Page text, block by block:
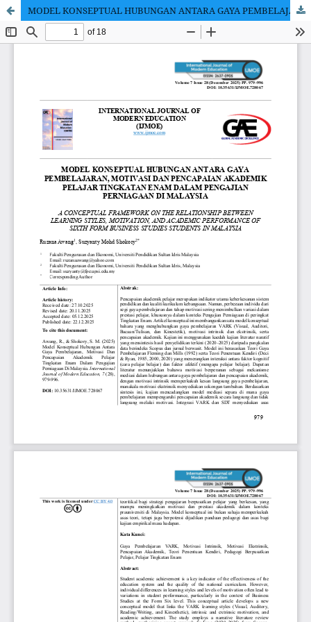
MODEL KONSEPTUAL HUBUNGAN ANTARA GAYA PEMBELAJARAN, MOTIVASI DAN PENCAPAIAN AKADEMIK PELAJAR TINGKATAN ENAM DALAM PENGAJIAN PERNIAGAAN DI MALAYSIA